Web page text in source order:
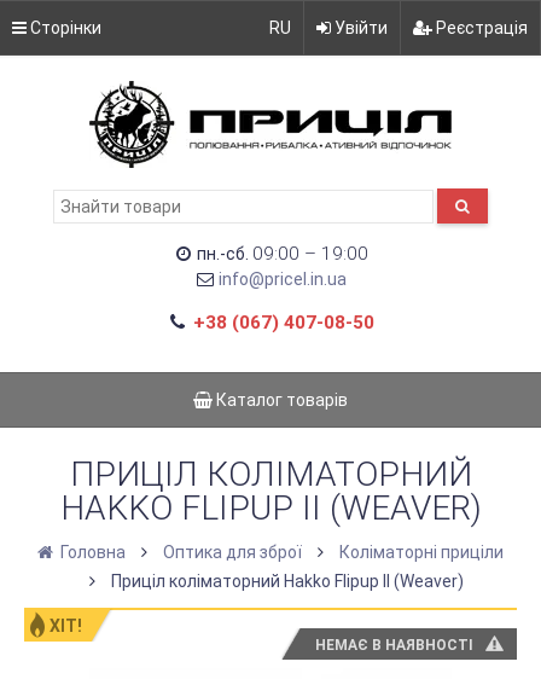
Сторінки RU Увійти Реєстрація
пн.-сб. 09:00 – 19:00
info@pricel.in.ua
+38 (067) 407-08-50
Каталог товарів
ПРИЦІЛ КОЛІМАТОРНИЙ
HAKKO FLIPUP II (WEAVER)
Головна Оптика для зброї
Коліматорні приціли
Приціл коліматорний Hakko Flipup II (Weaver)
ХІТ!
НЕМАЄ В НАЯВНОСТІ